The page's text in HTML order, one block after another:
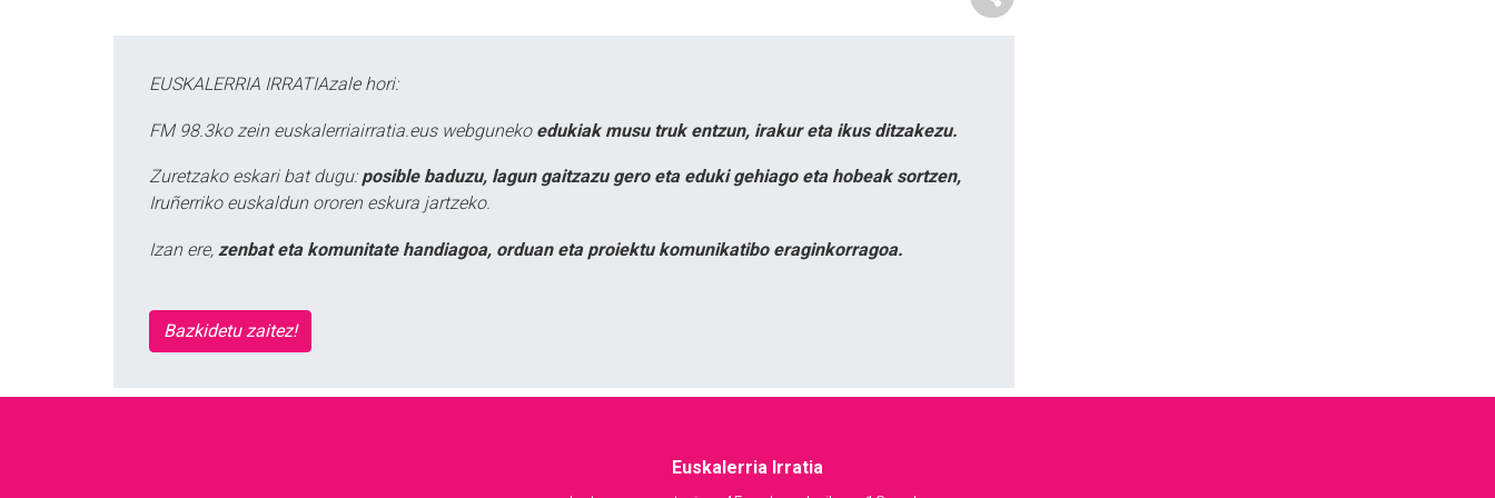
EUSKALERRIA IRRATIAzale hori:
FM 98.3ko zein euskalerriairratia.eus webguneko edukiak musu truk entzun, irakur eta ikus ditzakezu.
Zuretzako eskari bat dugu: posible baduzu, lagun gaitzazu gero eta eduki gehiago eta hobeak sortzen,
Iruñerriko euskaldun ororen eskura jartzeko.
Izan ere, zenbat eta komunitate handiagoa, orduan eta proiektu komunikatibo eraginkorragoa.
Bazkidetu zaitez!
Euskalerria Irratia